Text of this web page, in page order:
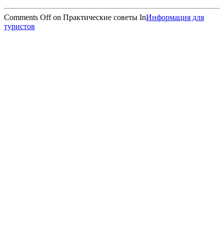
Comments Offon Практические советы InИнформация для
туристов